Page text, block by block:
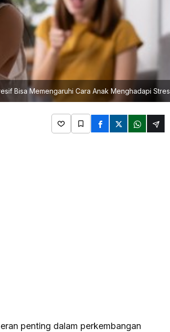
Bisa Memengaruhi Cara Anak Menghadapi Stres
penting dalam perkembangan